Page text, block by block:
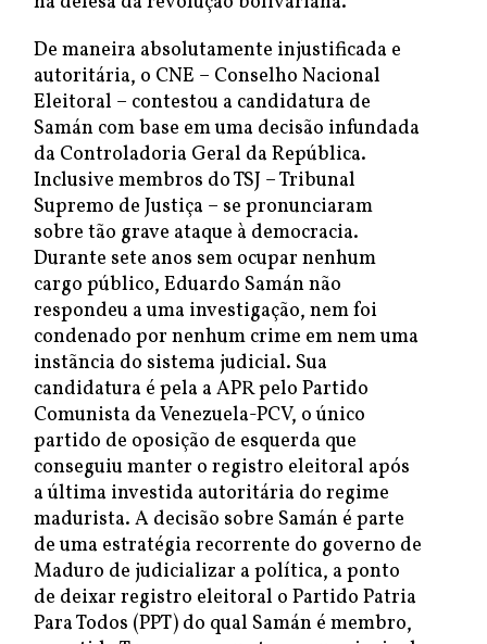
De maneira absolutamente injustificada e
autoritária, o CNE – Conselho Nacional
Eleitoral – contestou a candidatura de
Samán com base em uma decisão infundada
da Controladoria Geral da República.
Inclusive membros do TSJ – Tribunal
Supremo de Justiça – se pronunciaram
sobre tão grave ataque à democracia.
Durante sete anos sem ocupar nenhum
cargo público, Eduardo Samán não
respondeu a uma investigação, nem foi
condenado por nenhum crime em nem uma
instãncia do sistema judicial. Sua
candidatura é pela a APR pelo Partido
Comunista da Venezuela-PCV, o único
partido de oposição de esquerda que
conseguiu manter o registro eleitoral após
a última investida autoritária do regime
madurista. A decisão sobre Samán é parte
de uma estratégia recorrente do governo de
Maduro de judicializar a política, a ponto
de deixar registro eleitoral o Partido Patria
Para Todos (PPT) do qual Samán é membro,